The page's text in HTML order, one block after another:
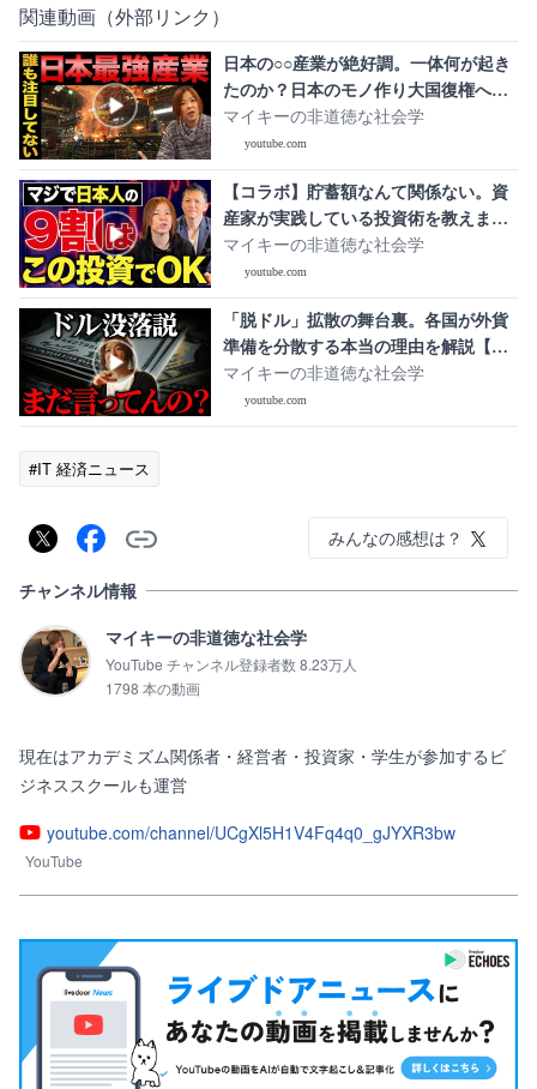
関連動画（外部リンク）
日本の○○産業が絶好調。一体何が起き
たのか？日本のモノ作り大国復権へ！
【マイキー佐野 経済学】
マイキーの非道徳な社会学
youtube.com
【コラボ】貯蓄額なんて関係ない。資
産家が実践している投資術を教えます
【マイキー佐野 投資学】
マイキーの非道徳な社会学
youtube.com
「脱ドル」拡散の舞台裏。各国が外貨
準備を分散する本当の理由を解説【マ
イキー佐野 投資学】
マイキーの非道徳な社会学
youtube.com
#IT 経済ニュース
みんなの感想は？
チャンネル情報
マイキーの非道徳な社会学
YouTube チャンネル登録者数 8.23万人
1798 本の動画
現在はアカデミズム関係者・経営者・投資家・学生が参加するビ
ジネススクールも運営
youtube.com/channel/UCgXl5H1V4Fq4q0_gJYXR3bw
YouTube